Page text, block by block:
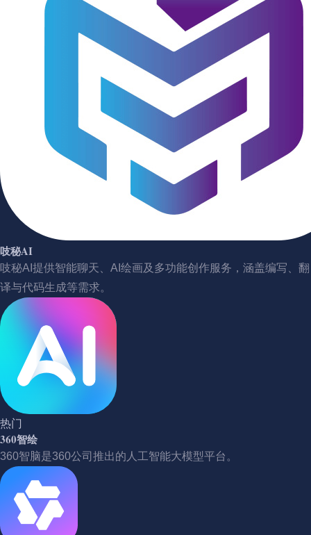
吱秘AI
吱秘AI提供智能聊天、AI绘画及多功能创作服务，涵盖编写、翻
译与代码生成等需求。
热门
360智绘
360智脑是360公司推出的人工智能大模型平台。